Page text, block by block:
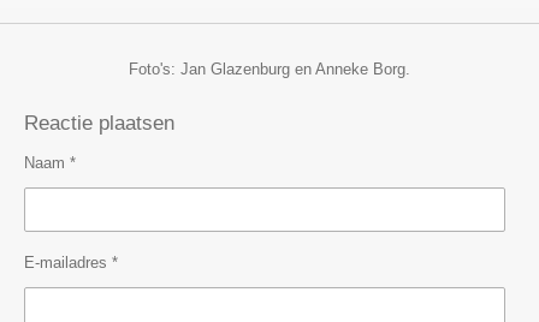
Foto's: Jan Glazenburg en Anneke Borg.
Reactie plaatsen
Naam *
E-mailadres *